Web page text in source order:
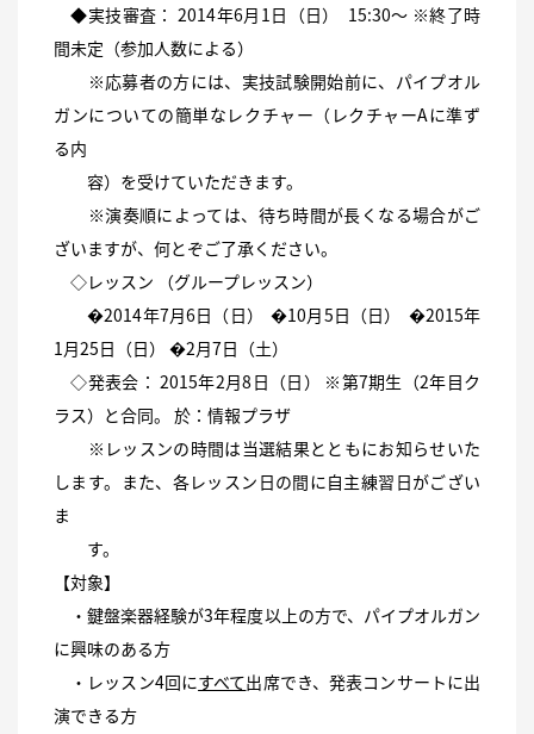
◆実技審査： 2014年6月1日（日） 15:30〜 ※終了時
間未定（参加人数による）
※応募者の方には、実技試験開始前に、パイプオル
ガンについての簡単なレクチャー（レクチャーAに準ず
る内
容）を受けていただきます。
※演奏順によっては、待ち時間が長くなる場合がご
ざいますが、何とぞご了承ください。
◇レッスン （グループレッスン）
�2014年7月6日（日） �10月5日（日） �2015年
1月25日（日） �2月7日（土）
◇発表会： 2015年2月8日（日） ※第7期生（2年目ク
ラス）と合同。 於：情報プラザ
※レッスンの時間は当選結果とともにお知らせいた
します。また、各レッスン日の間に自主練習日がござい
ま
す。
【対象】
・鍵盤楽器経験が3年程度以上の方で、パイプオルガン
に興味のある方
・レッスン4回にすべて出席でき、発表コンサートに出
演できる方